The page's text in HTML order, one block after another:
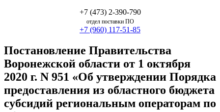
+7 (473) 2-390-790
отдел поставки ПО
+7 (960) 117-51-85
Постановление Правительства
Воронежской области от 1 октября
2020 г. N 951 «Об утверждении Порядка
предоставления из областного бюджета
субсидий региональным операторам по